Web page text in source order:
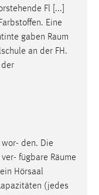
Fl [...]
Eine
gaben Raum
an der FH.
der
den. Die
fügbare Räume
Hörsaal
(jedes